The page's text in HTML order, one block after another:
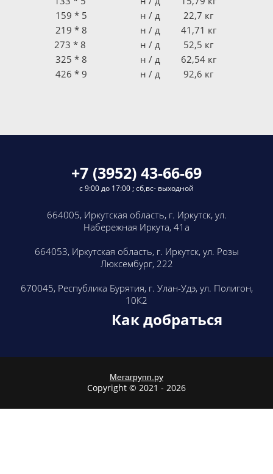
159 * 5
н / д
22,7 кг
219 * 8
н / д
41,71 кг
273 * 8
н / д
52,5 кг
325 * 8
н / д
62,54 кг
426 * 9
н / д 92,6 кг
+7 (3952) 43-66-69
с 9:00 до 17:00 ; сб,вс- выходной
664005, Иркутская область, г. Иркутск, ул.
Набережная Иркута, 41а
664053, Иркутская область, г. Иркутск, ул. Розы
Люксембург, 222
​670045, Республика Бурятия, г. Улан-Удэ, ул. Полигон,
10К2
Как добраться
Мегагрупп.ру
Copyright © 2021 - 2026